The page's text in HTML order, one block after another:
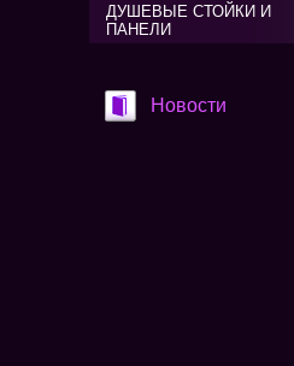
ДУШЕВЫЕ СТОЙКИ И
ПАНЕЛИ
Новости